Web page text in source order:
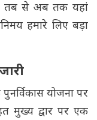
तब से अब तक यहां
हमारे लिए बड़ा
योजना पर
मुख्य द्वार पर एक